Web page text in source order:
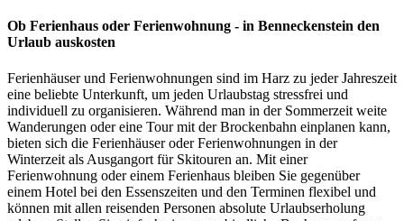
Ob Ferienhaus oder Ferienwohnung - in Benneckenstein den
Urlaub auskosten
Ferienhäuser und Ferienwohnungen sind im Harz zu jeder Jahreszeit
eine beliebte Unterkunft, um jeden Urlaubstag stressfrei und
individuell zu organisieren. Während man in der Sommerzeit weite
Wanderungen oder eine Tour mit der Brockenbahn einplanen kann,
bieten sich die Ferienhäuser oder Ferienwohnungen in der
Winterzeit als Ausgangort für Skitouren an. Mit einer
Ferienwohnung oder einem Ferienhaus bleiben Sie gegenüber
einem Hotel bei den Essenszeiten und den Terminen flexibel und
können mit allen reisenden Personen absolute Urlaubserholung